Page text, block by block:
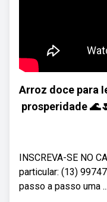
Arroz doce para
prosperidade
INSCREVA-SE NO
particular: (13)
passo a passo uma ...